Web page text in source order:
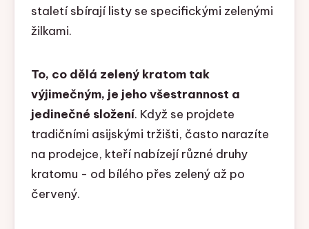
staletí sbírají listy se specifickými zelenými
žilkami.
To, co dělá zelený kratom tak
výjimečným, je jeho všestrannost a
jedinečné složení. Když se projdete
tradičními asijskými tržišti, často narazíte
na prodejce, kteří nabízejí různé druhy
kratomu - od bílého přes zelený až po
červený.